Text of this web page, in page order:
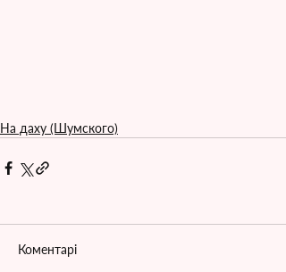
На даху (Шумского)
Коментарі